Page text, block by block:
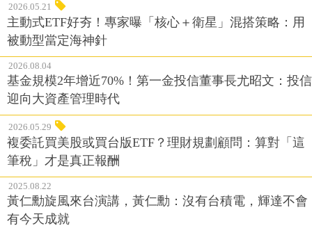
2026.05.21
主動式ETF好夯！專家曝「核心＋衛星」混搭策略：用
被動型當定海神針
2026.08.04
基金規模2年增近70%！第一金投信董事長尤昭文：投信
迎向大資產管理時代
2026.05.29
複委託買美股或買台版ETF？理財規劃顧問：算對「這
筆稅」才是真正報酬
2025.08.22
黃仁勳旋風來台演講，黃仁勳：沒有台積電，輝達不會
有今天成就